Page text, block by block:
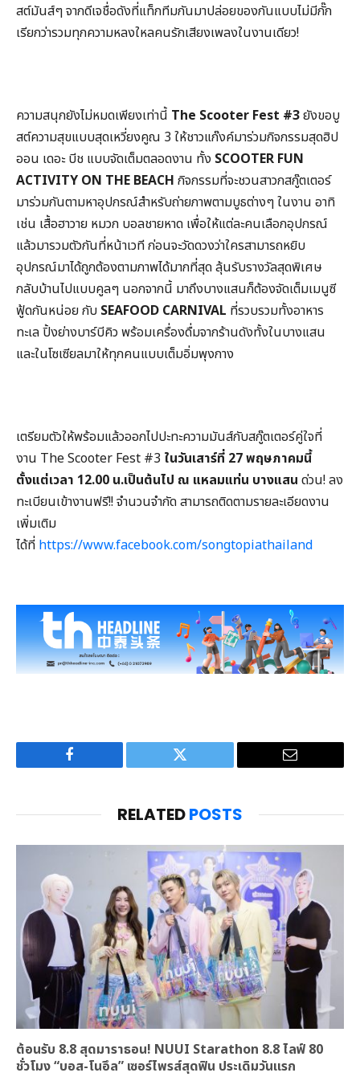
สต์มันส์ๆ จากดีเจชื่อดังที่แท็กทีมกันมาปล่อยของกันแบบไม่มีกั๊ก
เรียกว่ารวมทุกความหลงใหลคนรักเสียงเพลงในงานเดียว!
ความสนุกยังไม่หมดเพียงเท่านี้ The Scooter Fest #3ยังขอบู
สต์ความสุขแบบสุดเหวี่ยงคูณ 3 ให้ชาวแก๊งค์มาร่วมกิจกรรมสุดฮิป
ออน เดอะ บีช แบบจัดเต็มตลอดงาน ทั้ง SCOOTER FUN
ACTIVITY ON THE BEACH กิจกรรมที่จะชวนสาวกสกู๊ตเตอร์
มาร่วมกันตามหาอุปกรณ์สำหรับถ่ายภาพตามบูธต่างๆ ในงาน อาทิ
เช่น เสื้อฮาวาย หมวก บอลชายหาด เพื่อให้แต่ละคนเลือกอุปกรณ์
แล้วมารวมตัวกันที่หน้าเวที ก่อนจะวัดดวงว่าใครสามารถหยิบ
อุปกรณ์มาได้ถูกต้องตามภาพได้มากที่สุด ลุ้นรับรางวัลสุดพิเศษ
กลับบ้านไปแบบคูลๆ นอกจากนี้ มาถึงบางแสนก็ต้องจัดเต็มเมนูซี
ฟู้ดกันหน่อย กับ SEAFOOD CARNIVAL ที่รวบรวมทั้งอาหาร
ทะเล ปิ้งย่างบาร์บีคิว พร้อมเครื่องดื่มจากร้านดังทั้งในบางแสน
และในโซเซียลมาให้ทุกคนแบบเต็มอิ่มพุงกาง
เตรียมตัวให้พร้อมแล้วออกไปปะทะความมันส์กับสกู๊ตเตอร์คู่ใจที่
งาน The Scooter Fest #3 ในวันเสาร์ที่ 27 พฤษภาคมนี้
ตั้งแต่เวลา 12.00 น.เป็นต้นไป ณ แหลมแท่น บางแสน ด่วน! ลง
ทะเบียนเข้างานฟรี!! จำนวนจำกัด สามารถติดตามรายละเอียดงาน
เพิ่มเติม
ได้ที่ https://www.facebook.com/songtopiathailand
Facebook Twitter Email
RELATEDPOSTS
ต้อนรับ 8.8 สุดมาราธอน! NUUI Starathon 8.8 ไลฟ์ 80
ชั่วโมง “บอส-โนอึล” เซอร์ไพรส์สุดฟิน ประเดิมวันแรก